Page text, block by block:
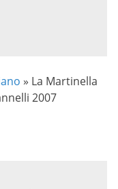
» La Martinella
2007